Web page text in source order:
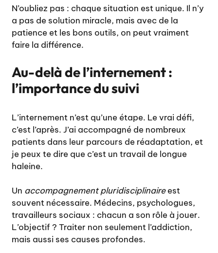
N’oubliez pas : chaque situation est unique. Il n’y
a pas de solution miracle, mais avec de la
patience et les bons outils, on peut vraiment
faire la différence.
Au-delà de l’internement :
l’importance du suivi
L’internement n’est qu’une étape. Le vrai défi,
c’est l’après. J’ai accompagné de nombreux
patients dans leur parcours de réadaptation, et
je peux te dire que c’est un travail de longue
haleine.
Un accompagnement pluridisciplinaireest
souvent nécessaire. Médecins, psychologues,
travailleurs sociaux : chacun a son rôle à jouer.
L’objectif ? Traiter non seulement l’addiction,
mais aussi ses causes profondes.